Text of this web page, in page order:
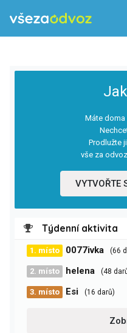
Máte doma
Prodlužte
vše za
VYTVOŘTE
Týdenní aktivita
1. místo 0077ivka (66
2. místo helena (48
3. místo Esi (16 darů)